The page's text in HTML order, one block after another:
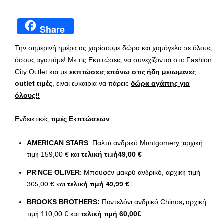
Share
Την σημερινή ημέρα ας χαρίσουμε δώρα και χαμόγελα σε όλους
όσους αγαπάμε! Με τις Εκπτώσεις να συνεχίζονται στο Fashion
City Outlet και με εκπτώσεις επάνω στις ήδη μειωμένες
outlet τιμές, είναι ευκαιρία να πάρεις δώρα αγάπης για
όλους!!
Ενδεικτικές τιμές Εκπτώσεων:
AMERICAN STARS: Παλτό ανδρικό Montgomery, αρχική
τιμή 159,00 € και τελική τιμή49,00 €
PRINCE OLIVER: Μπουφάν μακρύ ανδρικό, αρχική τιμή
365,00 € και τελική τιμή 49,99 €
BROOKS BROTHERS: Παντελόνι ανδρικό Chinos, αρχική
τιμή 110,00 € και τελική τιμή 60,00€